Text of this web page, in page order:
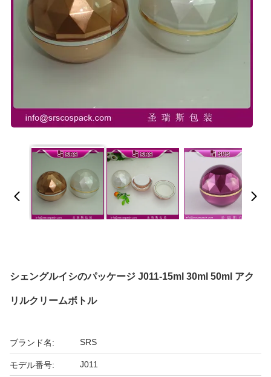
シェングルイシのパッケージ J011-15ml 30ml 50ml アク
リルクリームボトル
ブランド名: SRS
モデル番号: J011